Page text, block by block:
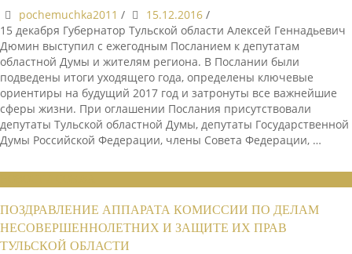
pochemuchka2011 / 15.12.2016 /
15 декабря Губернатор Тульской области Алексей Геннадьевич
Дюмин выступил с ежегодным Посланием к депутатам
областной Думы и жителям региона. В Послании были
подведены итоги уходящего года, определены ключевые
ориентиры на будущий 2017 год и затронуты все важнейшие
сферы жизни. При оглашении Послания присутствовали
депутаты Тульской областной Думы, депутаты Государственной
Думы Российской Федерации, члены Совета Федерации, …
ПОЗДРАВЛЕНИЕ АППАРАТА КОМИССИИ ПО ДЕЛАМ
НЕСОВЕРШЕННОЛЕТНИХ И ЗАЩИТЕ ИХ ПРАВ
ТУЛЬСКОЙ ОБЛАСТИ